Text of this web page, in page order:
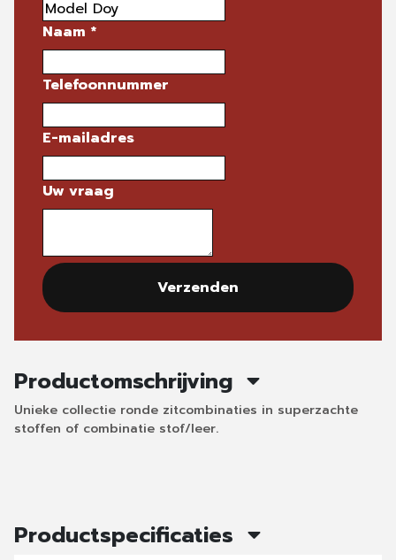
Naam *
Telefoonnummer
E-mailadres
Uw vraag
Verzenden
Productomschrijving
Unieke collectie ronde zitcombinaties in superzachte
stoffen of combinatie stof/leer.
Productspecificaties